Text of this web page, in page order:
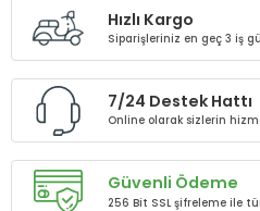
Hızlı Kargo
Siparişleriniz en geç 3 iş
7/24 Destek Hattı
Online olarak sizlerin
Güvenli Ödeme
256 Bit SSL şifreleme ile